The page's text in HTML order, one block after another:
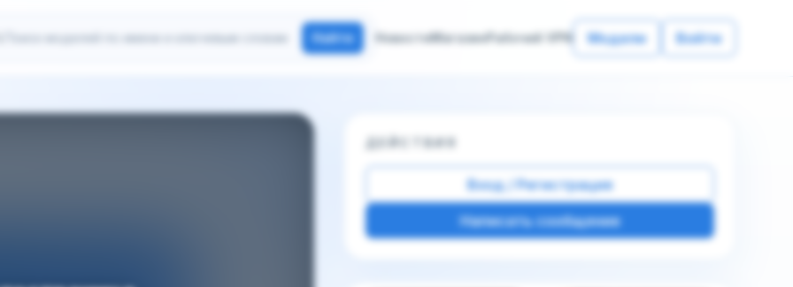
Найти НовостиМагазинРабочий VPN Модели Войти
ДЕЙСТВИЯ
Вход / Регистрация
Написать сообщение